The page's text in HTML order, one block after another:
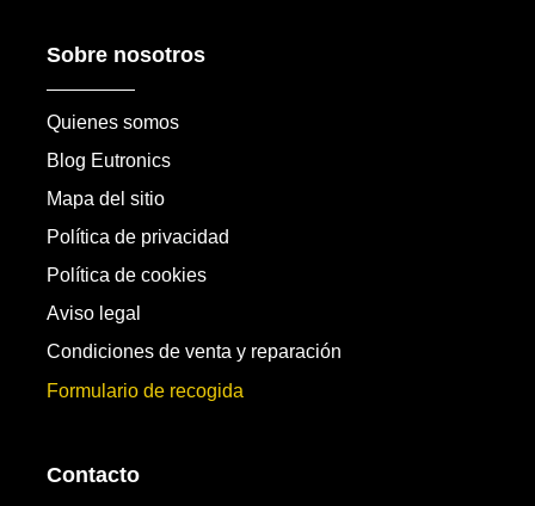
Sobre nosotros
Quienes somos
Blog Eutronics
Mapa del sitio
Política de privacidad
Política de cookies
Aviso legal
Condiciones de venta y reparación
Formulario de recogida
Contacto